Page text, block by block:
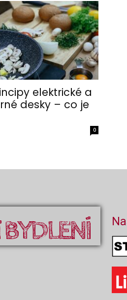
elektrické a
desky – co je
0